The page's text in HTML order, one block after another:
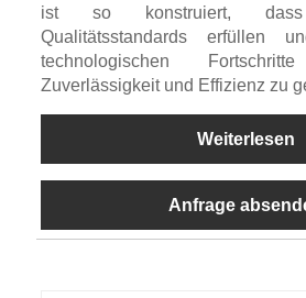
ist so konstruiert,
Qualitätsstandards erfüllen
technologischen
Zuverlässigkeit und Effizienz zu
Weiterlesen
Anfrage